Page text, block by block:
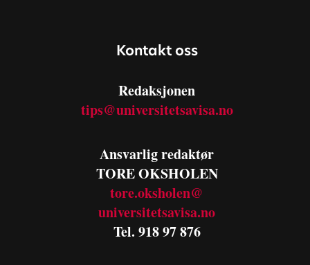
Kontakt oss
Redaksjonen
tips@universitetsavisa.no
Ansvarlig redaktør
TORE OKSHOLEN
tore.oksholen@
universitetsavisa.no
Tel. 918 97 876